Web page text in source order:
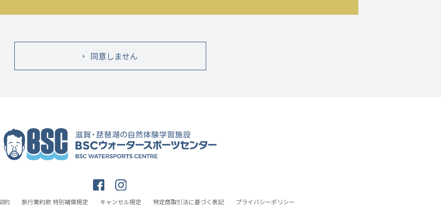
同意しません
約 旅行業約款 特別補償規定 キャンセル規定 特定商取引法に基づく表記 プライバシーポリシー